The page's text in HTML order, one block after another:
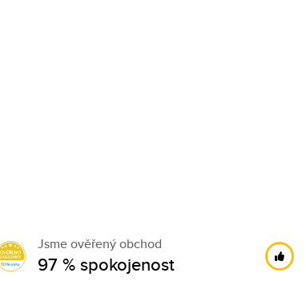
Jsme ověřený obchod
97 % spokojenost